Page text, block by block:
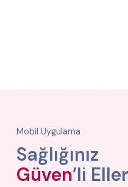
Mobil Uygulama
Sağlığınız
Güven’li